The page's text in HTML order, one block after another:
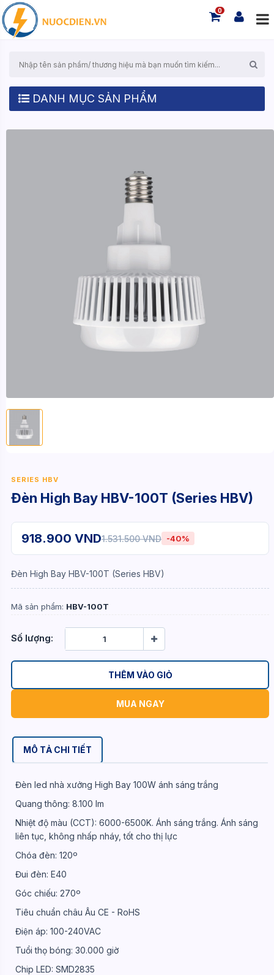
0
DANH MỤC SẢN PHẨM
SERIES HBV
Đèn High Bay HBV-100T (Series HBV)
918.900 VND1.531.500 VND -40%
Đèn High Bay HBV-100T (Series HBV)
Mã sản phẩm: HBV-100T
Số lượng:
THÊM VÀO GIỎ
MUA NGAY
MÔ TẢ CHI TIẾT
Đèn led nhà xưởng High Bay 100W ánh sáng trắng
Quang thông: 8.100 lm
Nhiệt độ màu (CCT): 6000-6500K. Ánh sáng trắng. Ánh sáng
liên tục, không nhấp nháy, tốt cho thị lực
Chóa đèn: 120º
Đui đèn: E40
Góc chiếu: 270º
Tiêu chuẩn châu Âu CE - RoHS
Điện áp: 100-240VAC
Tuổi thọ bóng: 30.000 giờ
Chip LED: SMD2835